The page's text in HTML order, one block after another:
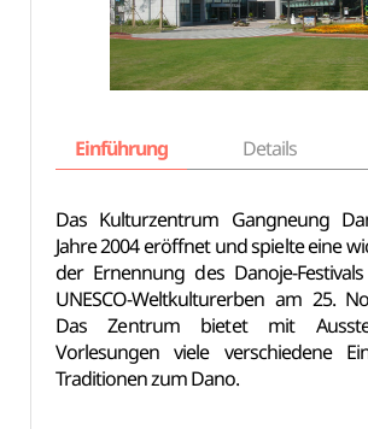
Einführung Details
Das Kulturzentrum Gangneung
Jahre 2004 eröffnet und spielte eine
der Ernennung des Danoje-
UNESCO-Weltkulturerben am 25.
Das Zentrum bietet mit
Vorlesungen viele verschiedene
Traditionen zum Dano.